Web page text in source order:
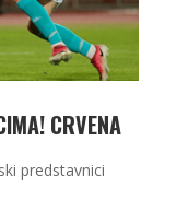
CRVENA
predstavnici